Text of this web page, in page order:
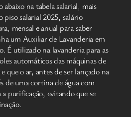
na tabela salarial, mais
piso salarial 2025, salário
mensal e anual para saber
um Auxiliar de Lavanderia em
É utilizado na lavanderia para as
automáticos das máquinas de
que o ar, antes de ser lançado na
de uma cortina de água com
purificação, evitando que se